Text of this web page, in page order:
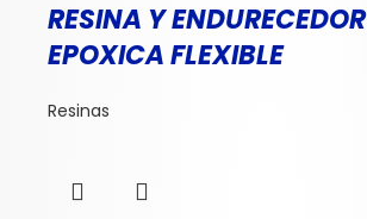
RESINA Y ENDURECEDOR
EPOXICA FLEXIBLE
Resinas